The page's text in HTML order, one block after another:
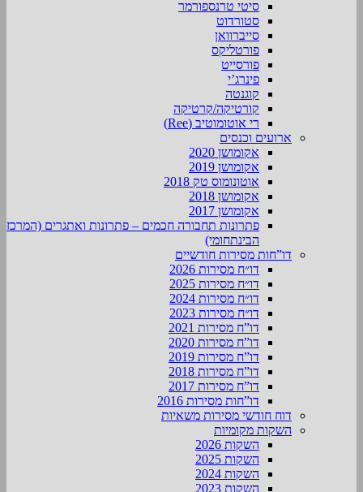
סיטי טרנספורמר
סטורדוט
סייברוואן
פורטליקס
פורסייט
פינרג’י
קוגנטה
קורטיקה/קרטיקה
רי אוטומוטיב (Ree)
ארועים וכנסים
אקומושן 2020
אקומושן 2019
אוטונומוס טק 2018
אקומושן 2018
אקומושן 2017
פתרונות תחבורה חכמים – פתרונות ואתגרים (המרכז
הבינתחומי)
דו”חות מסירות חודשיים
דו״ח מסירות 2026
דו״ח מסירות 2025
דו״ח מסירות 2024
דו״ח מסירות 2023
דו”ח מסירות 2021
דו”ח מסירות 2020
דו”ח מסירות 2019
דו”ח מסירות 2018
דו”ח מסירות 2017
דו”חות מסירות 2016
דוח חודשי מסירות משאיות
השקות מקומיות
השקות 2026
השקות 2025
השקות 2024
השקות 2023